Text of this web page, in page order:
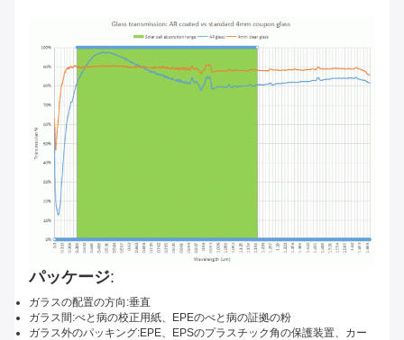
パッケージ:
ガラスの配置の方向:垂直
ガラス間:べと病の校正用紙、EPEのべと病の証拠の粉
ガラス外のパッキング:EPE、EPSのプラスチック角の保護装置、カー